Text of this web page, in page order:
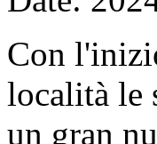
Con
località le
un gran